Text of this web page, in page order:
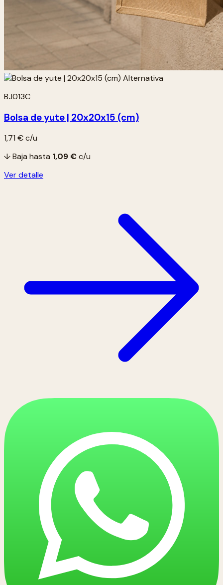
BJ013C
Bolsa de yute | 20x20x15 (cm)
1,71 €c/u
↓ Baja hasta 1,09 €c/u
Ver detalle